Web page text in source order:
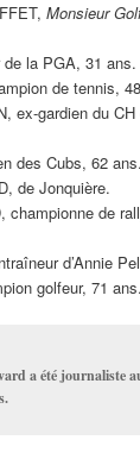
Monsieur
la PGA, 31 ans.
de tennis,
ex-gardien du
des Cubs, 62
de Jonquière.
championne de
d’Annie
golfeur, 71 ans.
a été journaliste